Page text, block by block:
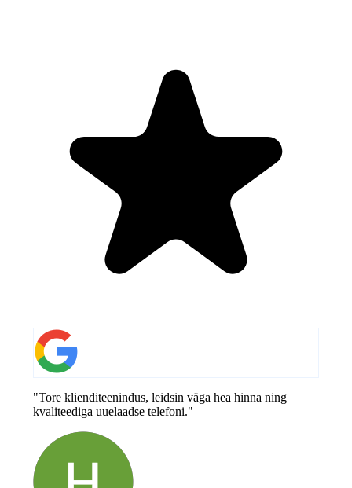
"Tore klienditeenindus, leidsin väga hea hinna ning
kvaliteediga uuelaadse telefoni."